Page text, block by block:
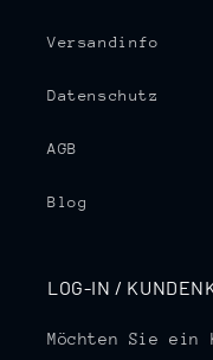
Versandinfo
Datenschutz
AGB
Blog
LOG-IN /
Möchten Sie ein